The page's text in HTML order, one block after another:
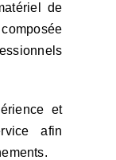
de
et
afin